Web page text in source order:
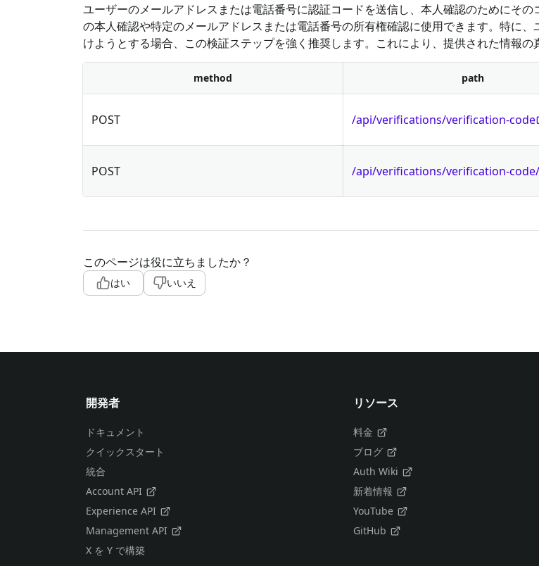
ユーザーのメールアドレスまたは電話番号に認証コードを送信し、本人確認のためにそ
の本人確認や特定のメールアドレスまたは電話番号の所有権確認に使用できます。特に
けようとする場合、この検証ステップを強く推奨します。これにより、提供された情報の
method path
POST /api/verifications/verification-code
POST /api/verifications/verification-
このページは役に立ちましたか？
はい いいえ
開発者
ドキュメント
クイックスタート
統合
Account API
Experience API
Management API
X を Y で構築
リソース
料金
ブログ
Auth Wiki
新着情報
YouTube
GitHub